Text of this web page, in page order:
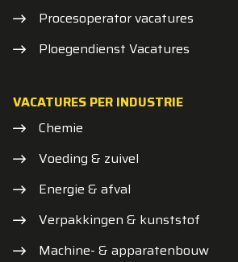
Procesoperator vacatures
Ploegendienst Vacatures
VACATURES PER INDUSTRIE
Chemie
Voeding & zuivel
Energie & afval
Verpakkingen & kunststof
Machine- & apparatenbouw